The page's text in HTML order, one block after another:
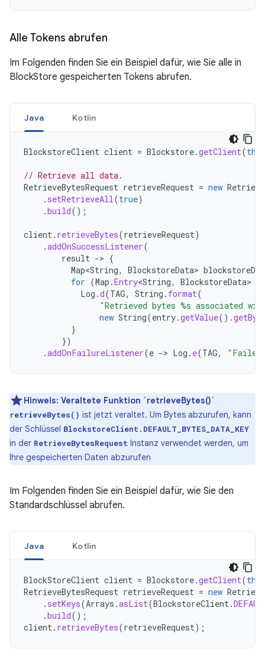
Alle Tokens abrufen
Im Folgenden finden Sie ein Beispiel dafür, wie Sie alle in
BlockStore gespeicherten Tokens abrufen.
Java Kotlin
BlockstoreClient client = Blockstore.getClient(this
// Retrieve all data.
RetrieveBytesRequest retrieveRequest = new
. setRetrieveAll(true)
.build();
client. retrieveBytes(retrieveRequest)
.addOnSuccessListener(
result -> {
Map<String, BlockstoreData>
for (Map .Entry<String, BlockstoreData>
Log .d(TAG, String . format(
"Retrieved bytes %s associated
new String(entry.getValue().
}
})
.addOnFailureListener(e -> Log . e(TAG,
Hinweis: Veraltete Funktion `retrieveBytes()`
retrieveBytes() ist jetzt veraltet. Um Bytes abzurufen, kann
der Schlüssel BlockstoreClient.DEFAULT_BYTES_DATA_KEY
in der RetrieveBytesRequest Instanz verwendet werden, um
Ihre gespeicherten Daten abzurufen
Im Folgenden finden Sie ein Beispiel dafür, wie Sie den
Standardschlüssel abrufen.
Java Kotlin
BlockStoreClient client = Blockstore.getClient(this
RetrieveBytesRequest retrieveRequest = new
. setKeys(Arrays .asList(BlockstoreClient.
.build();
client. retrieveBytes(retrieveRequest);